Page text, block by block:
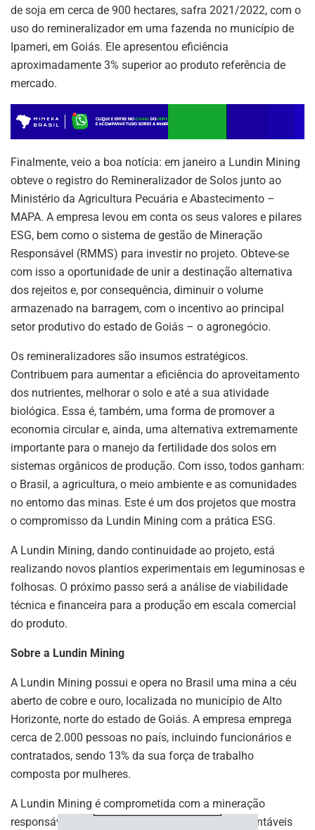
de soja em cerca de 900 hectares, safra 2021/2022, com o
uso do remineralizador em uma fazenda no município de
Ipameri, em Goiás. Ele apresentou eficiência
aproximadamente 3% superior ao produto referência de
mercado.
Finalmente, veio a boa notícia: em janeiro a Lundin Mining
obteve o registro do Remineralizador de Solos junto ao
Ministério da Agricultura Pecuária e Abastecimento –
MAPA. A empresa levou em conta os seus valores e pilares
ESG, bem como o sistema de gestão de Mineração
Responsável (RMMS) para investir no projeto. Obteve-se
com isso a oportunidade de unir a destinação alternativa
dos rejeitos e, por consequência, diminuir o volume
armazenado na barragem, com o incentivo ao principal
setor produtivo do estado de Goiás – o agronegócio.
Os remineralizadores são insumos estratégicos.
Contribuem para aumentar a eficiência do aproveitamento
dos nutrientes, melhorar o solo e até a sua atividade
biológica. Essa é, também, uma forma de promover a
economia circular e, ainda, uma alternativa extremamente
importante para o manejo da fertilidade dos solos em
sistemas orgânicos de produção. Com isso, todos ganham:
o Brasil, a agricultura, o meio ambiente e as comunidades
no entorno das minas. Este é um dos projetos que mostra
o compromisso da Lundin Mining com a prática ESG.
A Lundin Mining, dando continuidade ao projeto, está
realizando novos plantios experimentais em leguminosas e
folhosas. O próximo passo será a análise de viabilidade
técnica e financeira para a produção em escala comercial
do produto.
Sobre a Lundin Mining
A Lundin Mining possui e opera no Brasil uma mina a céu
aberto de cobre e ouro, localizada no município de Alto
Horizonte, norte do estado de Goiás. A empresa emprega
cerca de 2.000 pessoas no país, incluindo funcionários e
contratados, sendo 13% da sua força de trabalho
composta por mulheres.
A Lundin Mining é comprometida com a mineração
responsável. Busca proporcionar benefícios sustentáveis
ASSINE NOSSA
NEWSLETTER
Fique atualizado com as últimas
notíciase inovações do setor mineral
ASSINAR